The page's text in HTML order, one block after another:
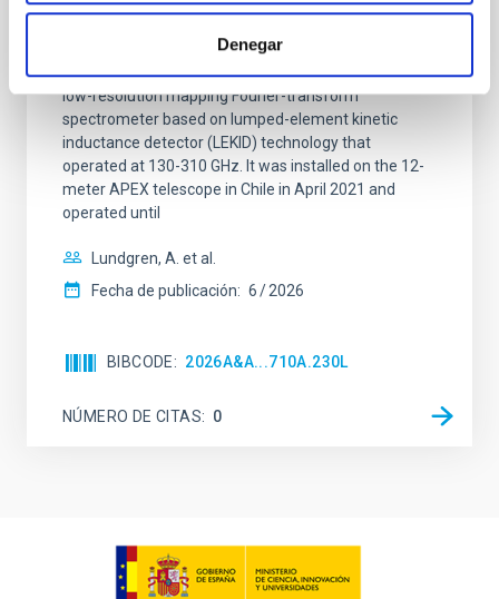
Denegar
interferograms for calibration
Context. The CarbON [CII] line in post-rEionisation and
ReionisaTiOn epoch (CONCERTO) instrument was a
low-resolution mapping Fourier-transform
spectrometer based on lumped-element kinetic
inductance detector (LEKID) technology that
operated at 130-310 GHz. It was installed on the 12-
meter APEX telescope in Chile in April 2021 and
operated until
Lundgren, A. et al.
Fecha de publicación: 6 2026
BIBCODE 2026A&A...710A.230L
NÚMERO DE CITAS 0